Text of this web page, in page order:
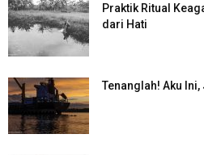
Praktik Ritual
dari Hati
Tenanglah! Aku Ini,